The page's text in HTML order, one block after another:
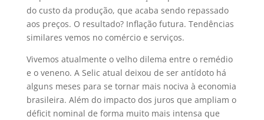
do custo da produção, que acaba sendo repassado
aos preços. O resultado? Inflação futura. Tendências
similares vemos no comércio e serviços.
Vivemos atualmente o velho dilema entre o remédio
e o veneno. A Selic atual deixou de ser antídoto há
alguns meses para se tornar mais nociva à economia
brasileira. Além do impacto dos juros que ampliam o
déficit nominal de forma muito mais intensa que